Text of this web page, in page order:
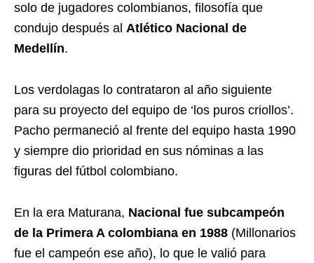
solo de jugadores colombianos, filosofía que
condujo después al Atlético Nacional de
Medellín.
Los verdolagas lo contrataron al año siguiente
para su proyecto del equipo de ‘los puros criollos’.
Pacho permaneció al frente del equipo hasta 1990
y siempre dio prioridad en sus nóminas a las
figuras del fútbol colombiano.
En la era Maturana, Nacional fue subcampeón
de la Primera A colombiana en 1988 (Millonarios
fue el campeón ese año), lo que le valió para